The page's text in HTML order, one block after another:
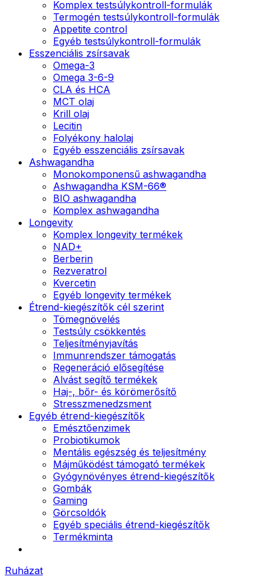
Komplex testsúlykontroll-formulák
Termogén testsúlykontroll-formulák
Appetite control
Egyéb testsúlykontroll-formulák
Esszenciális zsírsavak
Omega-3
Omega 3-6-9
CLA és HCA
MCT olaj
Krill olaj
Lecitin
Folyékony halolaj
Egyéb esszenciális zsírsavak
Ashwagandha
Monokomponensű ashwagandha
Ashwagandha KSM-66®
BIO ashwagandha
Komplex ashwagandha
Longevity
Komplex longevity termékek
NAD+
Berberin
Rezveratrol
Kvercetin
Egyéb longevity termékek
Étrend-kiegészítők cél szerint
Tömegnövelés
Testsúly csökkentés
Teljesítményjavítás
Immunrendszer támogatás
Regeneráció elősegítése
Alvást segítő termékek
Haj-, bőr- és körömerősítő
Stresszmenedzsment
Egyéb étrend-kiegészítők
Emésztőenzimek
Probiotikumok
Mentális egészség és teljesítmény
Májműködést támogató termékek
Gyógynövényes étrend-kiegészítők
Gombák
Gaming
Görcsoldók
Egyéb speciális étrend-kiegészítők
Termékminta
Ruházat